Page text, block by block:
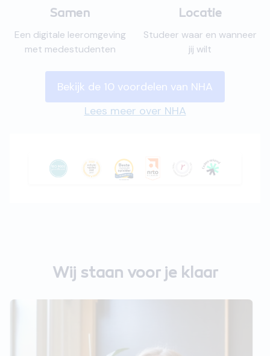
Samen
Een digitale leeromgeving
met medestudenten
Locatie
Studeer waar en wanneer
jij wilt
Bekijk de 10 voordelen van NHA
Lees meer over NHA
Wij staan voor je klaar